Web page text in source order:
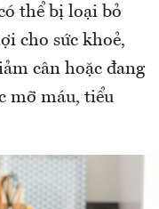
thể bị loại bỏ
cho sức khoẻ,
cân hoặc đang
mỡ máu, tiểu